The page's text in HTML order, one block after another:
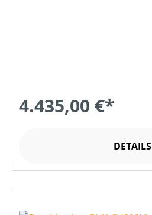
4.435,00 €*
DETAILS